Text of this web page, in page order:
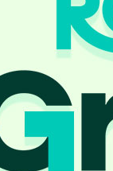
감정을 느껴보았나
니다 Questions in
놓자 생긴 일